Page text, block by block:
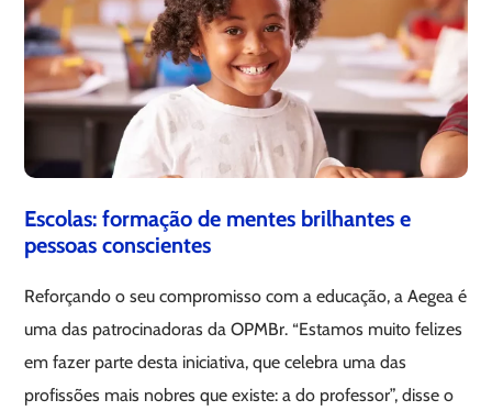
Escolas: formação de mentes brilhantes e
pessoas conscientes
Reforçando o seu compromisso com a educação, a Aegea é
uma das patrocinadoras da OPMBr. “Estamos muito felizes
em fazer parte desta iniciativa, que celebra uma das
profissões mais nobres que existe: a do professor”, disse o